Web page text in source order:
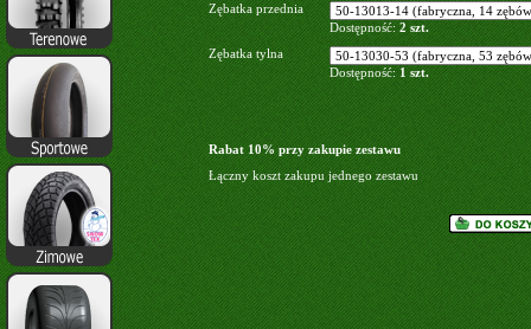
Zębatka przednia
Dostępność: 2 szt.
Zębatka tylna
Dostępność:1 szt.
Rabat 10% przy zakupie zestawu
Łączny koszt zakupu jednego zestawu